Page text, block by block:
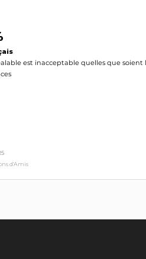
est inacceptable quelles que soient
d'Amis